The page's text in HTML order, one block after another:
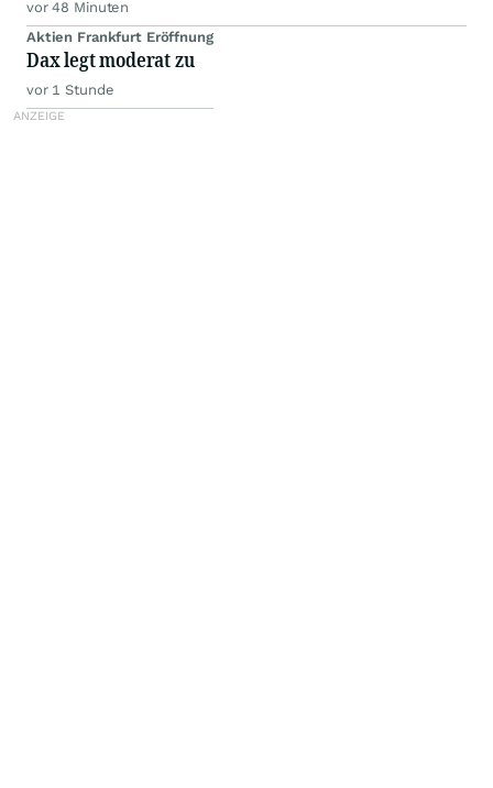
vor 48 Minuten
Aktien Frankfurt Eröffnung
Dax legt moderat zu
vor 1 Stunde